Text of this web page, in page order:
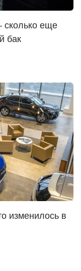
сколько еще
бак
изменилось в